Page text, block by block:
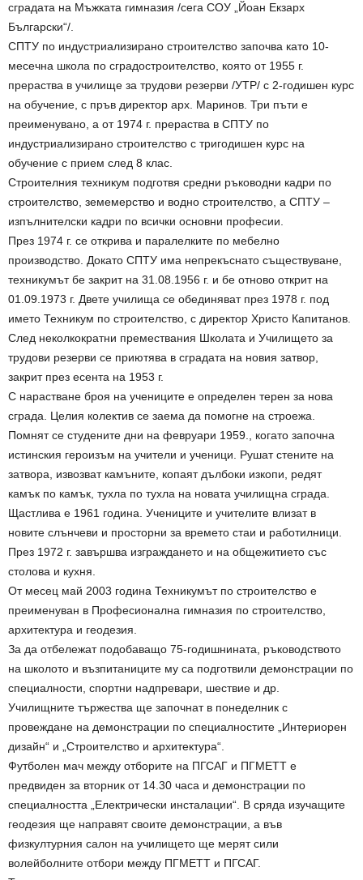
сградата на Мъжката гимназия /сега СОУ „Йоан Екзарх
Български“/.
СПТУ по индустриализирано строителство започва като 10-
месечна школа по сградостроителство, която от 1955 г.
прераства в училище за трудови резерви /УТР/ с 2-годишен курс
на обучение, с пръв директор арх. Маринов. Три пъти е
преименувано, а от 1974 г. прераства в СПТУ по
индустриализирано строителство с тригодишен курс на
обучение с прием след 8 клас.
Строителния техникум подготвя средни ръководни кадри по
строителство, земемерство и водно строителство, а СПТУ –
изпълнителски кадри по всички основни професии.
През 1974 г. се открива и паралелките по мебелно
производство. Докато СПТУ има непрекъснато съществуване,
техникумът бе закрит на 31.08.1956 г. и бе отново открит на
01.09.1973 г. Двете училища се обединяват през 1978 г. под
името Техникум по строителство, с директор Христо Капитанов.
След неколкократни премествания Школата и Училището за
трудови резерви се приютява в сградата на новия затвор,
закрит през есента на 1953 г.
С нарастване броя на учениците е определен терен за нова
сграда. Целия колектив се заема да помогне на строежа.
Помнят се студените дни на февруари 1959., когато започна
истинския героизъм на учители и ученици. Рушат стените на
затвора, извозват камъните, копаят дълбоки изкопи, редят
камък по камък, тухла по тухла на новата училищна сграда.
Щастлива е 1961 година. Учениците и учителите влизат в
новите слънчеви и просторни за времето стаи и работилници.
През 1972 г. завършва изграждането и на общежитието със
столова и кухня.
От месец май 2003 година Техникумът по строителство е
преименуван в Професионална гимназия по строителство,
архитектура и геодезия.
За да отбележат подобаващо 75-годишнината, ръководството
на школото и възпитаниците му са подготвили демонстрации по
специалности, спортни надпревари, шествие и др.
Училищните тържества ще започнат в понеделник с
провеждане на демонстрации по специалностите „Интериорен
дизайн“ и „Строителство и архитектура“.
Футболен мач между отборите на ПГСАГ и ПГМЕТТ е
предвиден за вторник от 14.30 часа и демонстрации по
специалността „Електрически инсталации“. В сряда изучащите
геодезия ще направят своите демонстрации, а във
физкултурния салон на училището ще мерят сили
волейболните отбори между ПГМЕТТ и ПГСАГ.